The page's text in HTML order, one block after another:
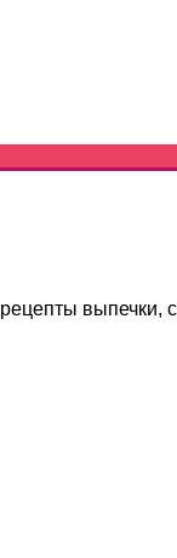
рецепты выпечки,